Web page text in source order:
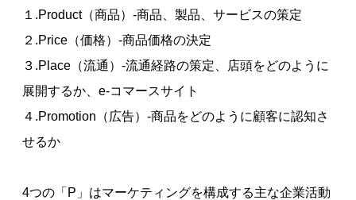
１.Product（商品）-商品、製品、サービスの策定
２.Price（価格）-商品価格の決定
３.Place（流通）-流通経路の策定、店頭をどのように
展開するか、e-コマースサイト
４.Promotion（広告）-商品をどのように顧客に認知さ
せるか
4つの「P」はマーケティングを構成する主な企業活動